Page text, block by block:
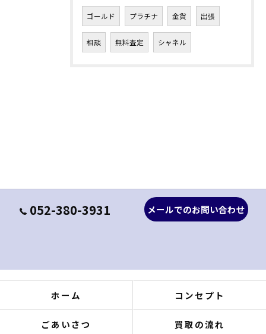
ゴールド プラチナ 金貨 出張
相談 無料査定 シャネル
052-380-3931 メールでのお問い合わせ
ホーム コンセプト
ごあいさつ 買取の流れ